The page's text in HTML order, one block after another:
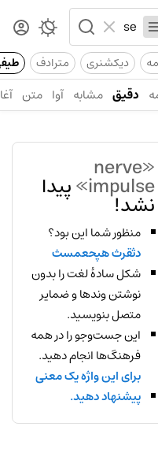
دیکشنری مترادف
دقیق مشابه آوا متن
«nerve
impulse» پیدا
نشد!
منظور شما این بود؟
دثقرث هپحعمسث
شکل سادهٔ لغت را بدون
نوشتن وندها و ضمایر
متصل بنویسید.
این جست‌وجو را در همه
فرهنگ‌ها انجام دهید.
برای این واژه یک معنی
پیشنهاد دهید.